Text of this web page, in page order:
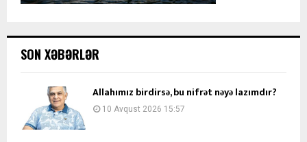
SON XƏBƏRLƏR
Allahımız birdirsə, bu nifrət nəyə lazımdır?
10 Avqust 2026 15:57